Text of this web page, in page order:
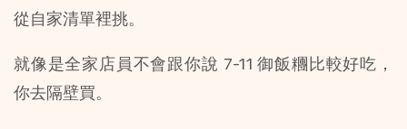
從自家清單裡挑。
就像是全家店員不會跟你說 7-11 御飯糰比較好吃，
你去隔壁買。